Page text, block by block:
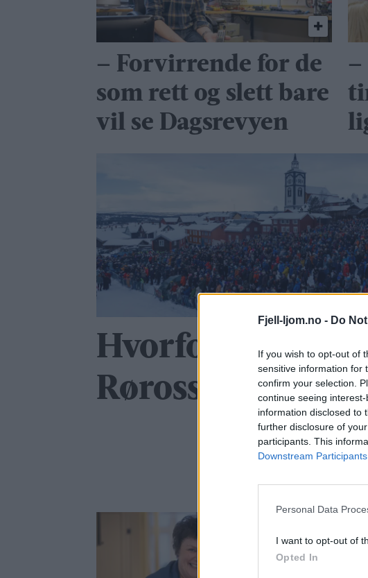
Fjell-ljom.no - Do
If you wish to opt-out of
sensitive information for
confirm your selection.
continue seeing
information disclosed to
further disclosure of
participants. This
Downstream Participants
Personal Data
I want to opt-out of
Opted In
– Forvirrende for de
som rett og slett bare
vil se Dagsrevyen
–
Hvorfor ble ikke
Rørossangen